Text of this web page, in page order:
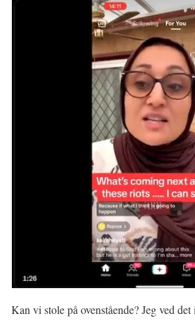
Kan vi stole på ovenstående? Jeg ved